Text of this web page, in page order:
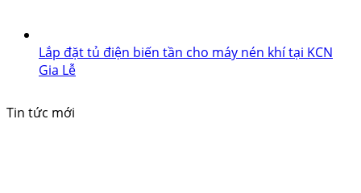
Lắp đặt tủ điện biến tần cho máy nén khí tại KCN
Gia Lễ
Tin tức mới